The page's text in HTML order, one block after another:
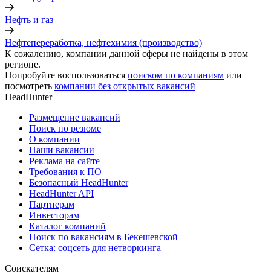
Нефть и газ
Нефтепереработка, нефтехимия (производство)
К сожалению, компании данной сферы не найдены в этом
регионе.
Попробуйте воспользоваться поиском по компаниям или
посмотреть компании без открытых вакансий
HeadHunter
Размещение вакансий
Поиск по резюме
О компании
Наши вакансии
Реклама на сайте
Требования к ПО
Безопасный HeadHunter
HeadHunter API
Партнерам
Инвесторам
Каталог компаний
Поиск по вакансиям в Бекешевской
Сетка: соцсеть для нетворкинга
Соискателям